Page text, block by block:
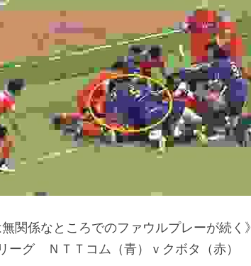
無関係なところでのファウルプレーが続く》
ーグ　ＮＴＴコム（青）ｖクボタ（赤）